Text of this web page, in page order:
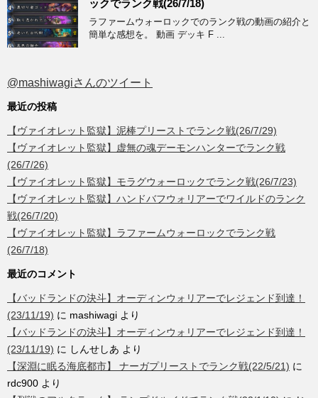
ックでランク戦(26/7/18)
ラファームウォーロックでのランク戦の動画の紹介と
簡単な感想を。 動画 デッキ F ...
@mashiwagiさんのツイート
最近の投稿
【ヴァイオレット監獄】泥棒プリーストでランク戦(26/7/29)
【ヴァイオレット監獄】虚無の魂デーモンハンターでランク戦
(26/7/26)
【ヴァイオレット監獄】モラグウォーロックでランク戦(26/7/23)
【ヴァイオレット監獄】ハンドバフウォリアーでワイルドのランク
戦(26/7/20)
【ヴァイオレット監獄】ラファームウォーロックでランク戦
(26/7/18)
最近のコメント
【バッドランドの決斗】オーディンウォリアーでレジェンド到達！
(23/11/19) に mashiwagi より
【バッドランドの決斗】オーディンウォリアーでレジェンド到達！
(23/11/19) に しんせしあ より
【深淵に眠る海底都市】 ナーガプリーストでランク戦(22/5/21) に
rdc900 より